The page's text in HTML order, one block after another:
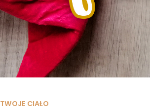
TWOJE CIAŁO